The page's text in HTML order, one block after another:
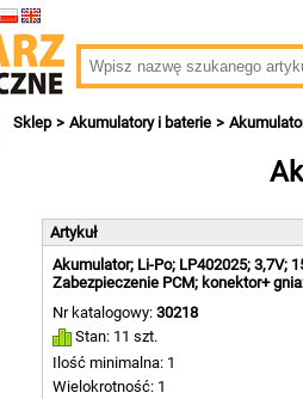
Sklep Akumulatory i baterie
Artykuł
Akumulator; Li-Po; LP402025; 3,7V;
Zabezpieczenie PCM; konektor+
Nr katalogowy: 30218
Stan: 11 szt.
Ilość minimalna: 1
Wielokrotność: 1